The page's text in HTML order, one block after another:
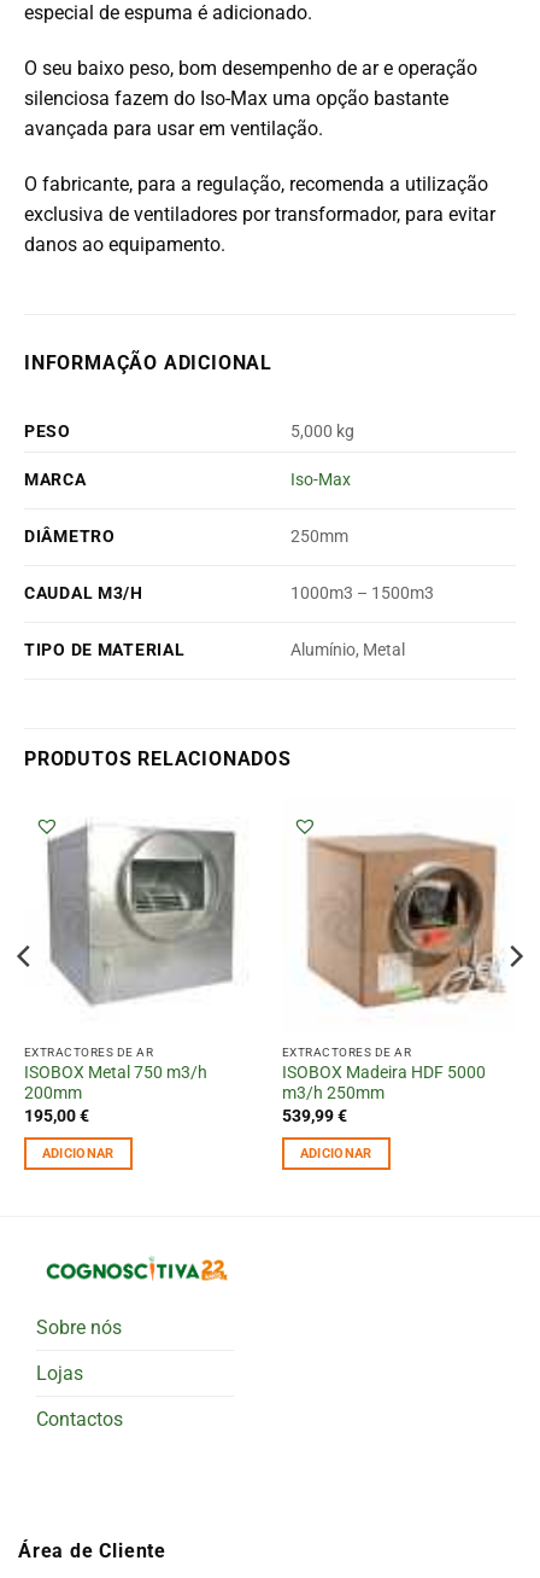
especial de espuma é adicionado.
O seu baixo peso, bom desempenho de ar e operação
silenciosa fazem do Iso-Max uma opção bastante
avançada para usar em ventilação.
O fabricante, para a regulação, recomenda a utilização
exclusiva de ventiladores por transformador, para evitar
danos ao equipamento.
INFORMAÇÃO ADICIONAL
PESO 5,000 kg
MARCA Iso-Max
DIÂMETRO 250mm
CAUDAL M3/H 1000m3 – 1500m3
TIPO DE MATERIAL Alumínio, Metal
PRODUTOS RELACIONADOS
EXTRACTORES DE AR
ISOBOX Metal 750 m3/h
200mm
195,00€
ADICIONAR
EXTRACTORES DE AR
ISOBOX Madeira HDF 5000
m3/h 250mm
539,99€
ADICIONAR
Sobre nós
Lojas
Contactos
Área de Cliente